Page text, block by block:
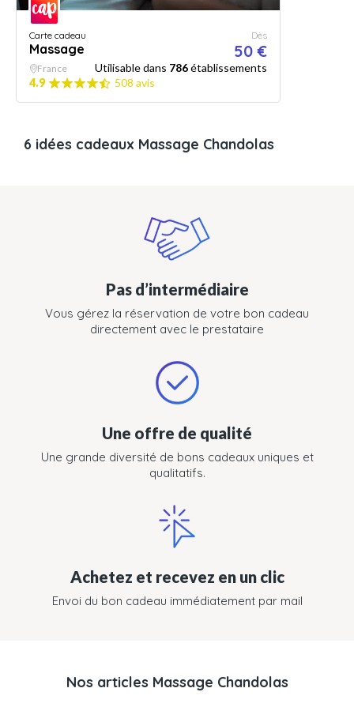
Carte cadeau
Massage
Dès
50 €
France Utilisable dans 786établissements
4.9
508 avis
6 idées cadeaux Massage Chandolas
Pas d’intermédiaire
Vous gérez la réservation de votre bon cadeau
directement avec le prestataire
Une offre de qualité
Une grande diversité de bons cadeaux uniques et
qualitatifs.
Achetez et recevez en un clic
Envoi du bon cadeau immédiatement par mail
Nos articles Massage Chandolas